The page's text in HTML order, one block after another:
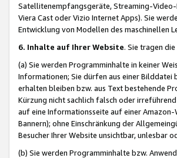
Satellitenempfangsgeräte, Streaming-Video-
Viera Cast oder Vizio Internet Apps). Sie
Entwicklung von Modellen des maschinellen
6. Inhalte auf Ihrer Website. Sie tragen
(a) Sie werden Programminhalte in keiner
Informationen; Sie dürfen aus einer Bilddatei
erhalten bleiben bzw. aus Text bestehende
Kürzung nicht sachlich falsch oder
auf eine Informationsseite auf einer
Bannern); ohne Einschränkung der
Besucher Ihrer Website unsichtbar, unlesbar
(b) Sie werden Programminhalte bzw.